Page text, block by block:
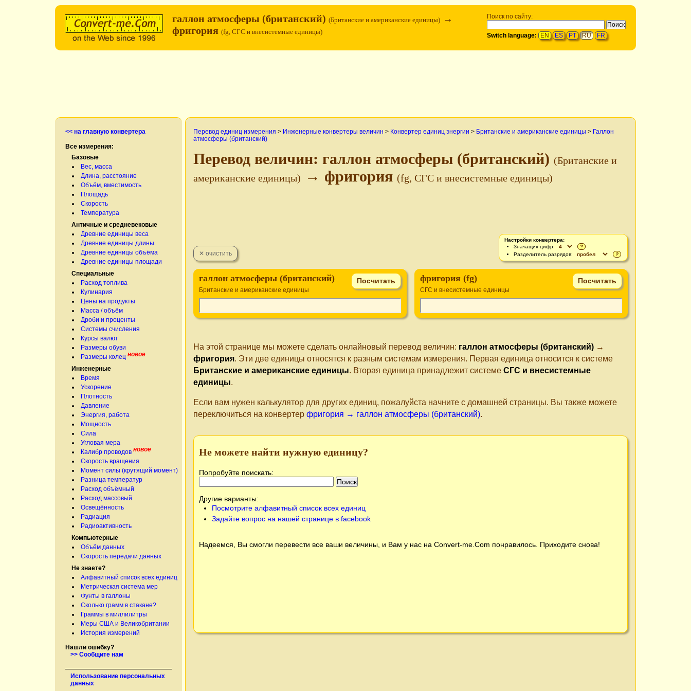
Поиск по сайту:
Switch language: EN ES PT RU FR
галлон атмосферы (британский) (Британские и американские единицы) →
фригория (fg, СГС и внесистемные единицы)
<< на главную конвертера
Все измерения:
Базовые
Вес, масса
Длина, расстояние
Объём, вместимость
Площадь
Скорость
Температура
Античные и средневековые
Древние единицы веса
Древние единицы длины
Древние единицы объёма
Древние единицы площади
Специальные
Расход топлива
Кулинария
Цены на продукты
Масса / объём
Дроби и проценты
Системы счисления
Курсы валют
Размеры обуви
Размеры колец новое
Инженерные
Время
Ускорение
Плотность
Давление
Энергия, работа
Мощность
Сила
Угловая мера
Калибр проводов новое
Скорость вращения
Момент силы (крутящий момент)
Разница температур
Расход объёмный
Расход массовый
Освещённость
Радиация
Радиоактивность
Компьютерные
Объём данных
Скорость передачи данных
Не знаете?
Алфавитный список всех единиц
Метрическая система мер
Фунты в галлоны
Сколько грамм в стакане?
Граммы в миллилитры
Меры США и Великобритании
История измерений
Нашли ошибку?
>> Сообщите нам
Использование персональных
данных
Перевод единиц измерения > Инженерные конвертеры величин > Конвертер единиц энергии > Британские и американские единицы > Галлон
атмосферы (британский)
Перевод величин: галлон атмосферы (британский) (Британские и
американские единицы)
→ фригория (fg, СГС и внесистемные единицы)
Настройки конвертера:
Значащих цифр:
?
Разделитель разрядов:
?
галлон атмосферы (британский)
Британские и американские единицы
фригория (fg)
СГС и внесистемные единицы
На этой странице мы можете сделать онлайновый перевод величин: галлон атмосферы (британский) →
фригория. Эти две единицы относятся к разным системам измерения. Первая единица относится к системе
Британские и американские единицы. Вторая единица принадлежит системе СГС и внесистемные
единицы.
Если вам нужен калькулятор для других единиц, пожалуйста начните с домашней страницы. Вы также можете
переключиться на конвертер фригория → галлон атмосферы (британский).
Не можете найти нужную единицу?
Попробуйте поискать:
Другие варианты:
Посмотрите алфавитный список всех единиц
Задайте вопрос на нашей странице в facebook
Надеемся, Вы смогли перевести все ваши величины, и Вам у нас на Convert-me.Com понравилось. Приходите снова!